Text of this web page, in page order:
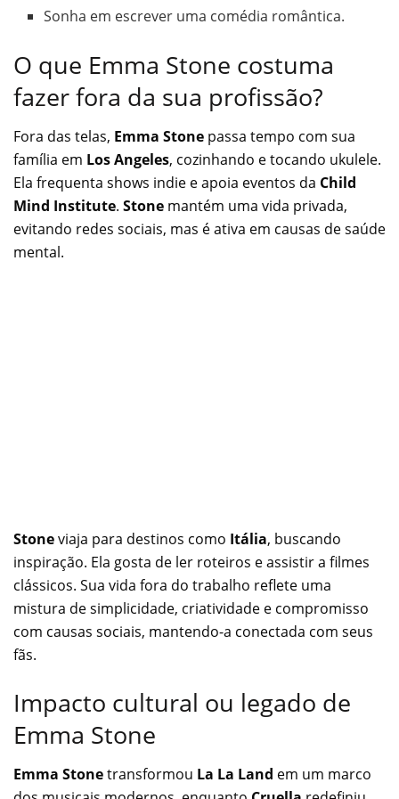
Sonha em escrever uma comédia romântica.
O que Emma Stone costuma
fazer fora da sua profissão?
Fora das telas, Emma Stone passa tempo com sua
família em Los Angeles, cozinhando e tocando ukulele.
Ela frequenta shows indie e apoia eventos da Child
Mind Institute. Stone mantém uma vida privada,
evitando redes sociais, mas é ativa em causas de saúde
mental.
Stoneviaja para destinos como Itália, buscando
inspiração. Ela gosta de ler roteiros e assistir a filmes
clássicos. Sua vida fora do trabalho reflete uma
mistura de simplicidade, criatividade e compromisso
com causas sociais, mantendo-a conectada com seus
fãs.
Impacto cultural ou legado de
Emma Stone
Emma Stonetransformou La La Land em um marco